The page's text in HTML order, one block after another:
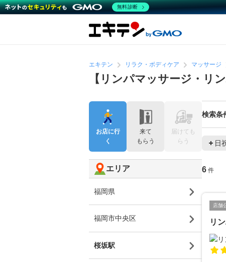
エキテン リラク・ボディケア マッサージ
【リンパマッサージ・リ
検索条
日
6 件
店舗
リ
お店に行
く
来て
もらう
届けても
らう
エリア
福岡県
福岡市中央区
桜坂駅
無料診断